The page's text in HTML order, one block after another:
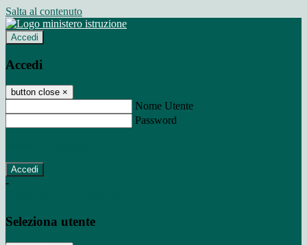
Salta al contenuto
Accedi
Accedi
button close ×
Nome Utente
Password
-
Seleziona utente